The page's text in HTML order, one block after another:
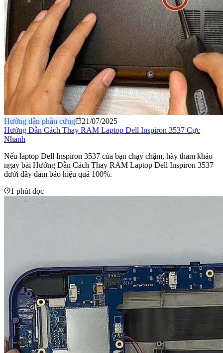
Hướng dẫn phần cứng
21/07/2025
Hướng Dẫn Cách Thay RAM Laptop Dell Inspiron 3537 Cực
Nhanh
Nếu laptop Dell Inspiron 3537 của bạn chạy chậm, hãy tham khảo
ngay bài Hướng Dẫn Cách Thay RAM Laptop Dell Inspiron 3537
dưới đây đảm bảo hiệu quả 100%.
1 phút đọc